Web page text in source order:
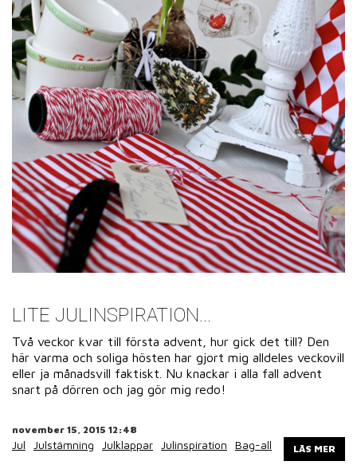
LITE JULINSPIRATION...
Två veckor kvar till första advent, hur gick det till? Den
här varma och soliga hösten har gjort mig alldeles veckovill
eller ja månadsvill faktiskt. Nu knackar i alla fall advent
snart på dörren och jag gör mig redo!
november 15, 2015 12:48
Jul Julstämning Julklappar Julinspiration Bag-all LÄS MER